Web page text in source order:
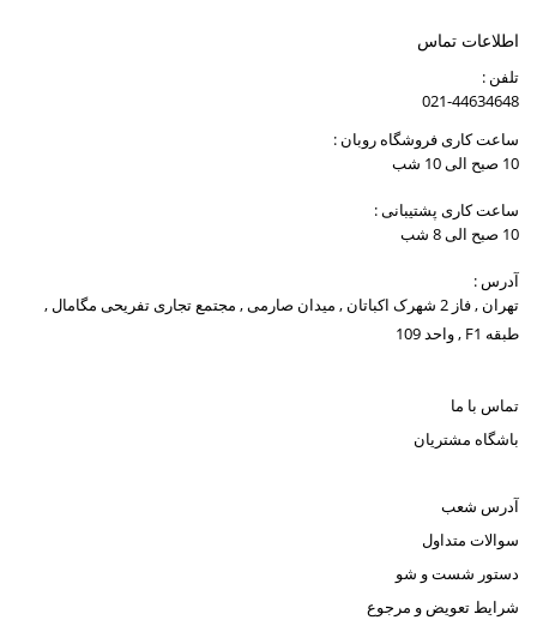
اطلاعات تماس
تلفن :
021-44634648
ساعت کاری فروشگاه روبان :
10 صبح الی 10 شب
ساعت کاری پشتیبانی :
10 صبح الی 8 شب
آدرس :
تهران , فاز 2 شهرک اکباتان , میدان صارمی , مجتمع تجاری تفریحی مگامال ,
طبقه F1 , واحد 109
تماس با ما
باشگاه مشتریان
آدرس شعب
سوالات متداول
دستور شست و شو
شرایط تعویض و مرجوع